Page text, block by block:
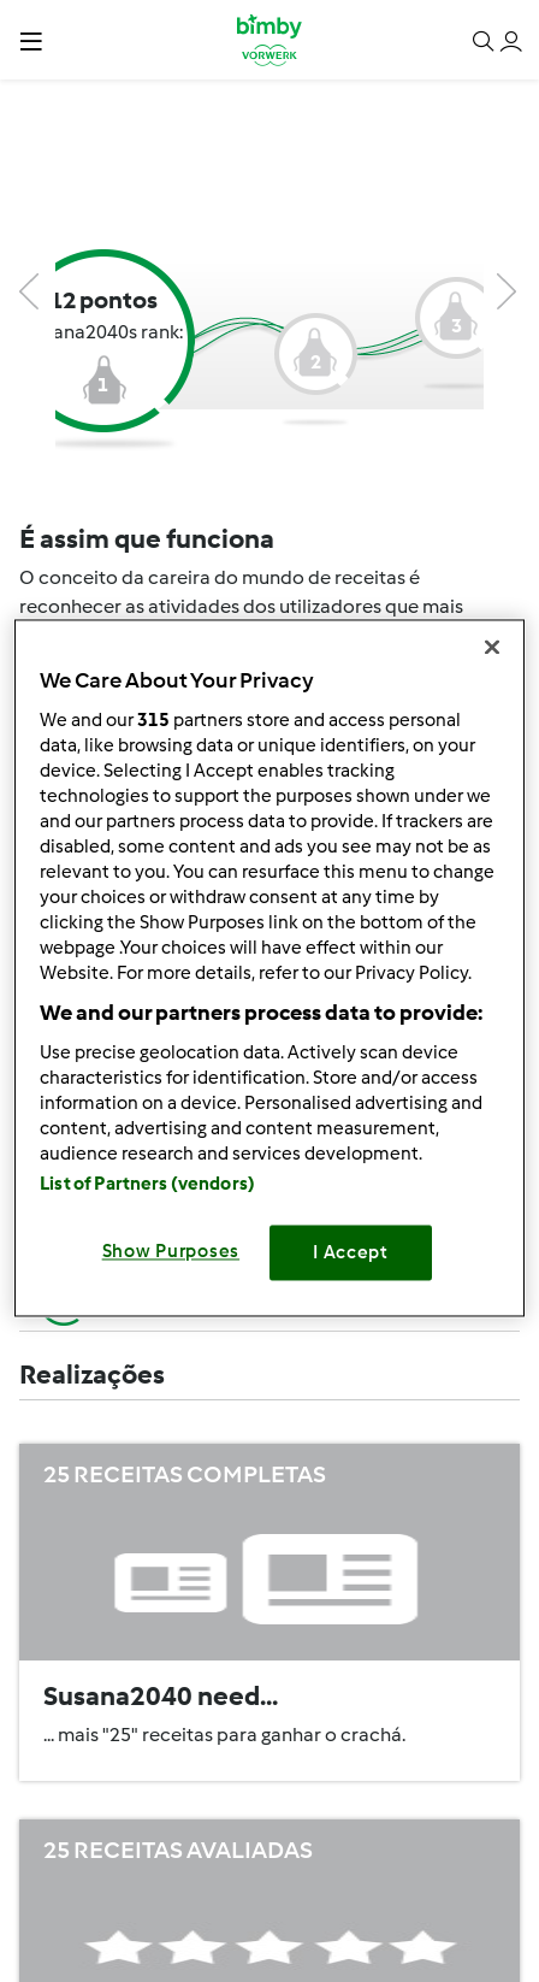
12 pontos
Susana2040s rank:
1
2
3
É assim que funciona
O conceito da careira do mundo de receitas é
reconhecer as atividades dos utilizadores que mais
pontos. Ao atingir um certo numero de pontos, atingirá
automaticamente o próximo nivel de pontos.
Como pode colecionar pontos de
actividade
Ao realizar uma das ações descritas abaixo, pode
colecionar pontos. Estes pontos serão adicionados à sua
carreira pessoal do mundo de receitas. Por favor
verifique a níveis de aventais acima e veja quantos
pontos precisa para atingir o próximo nível.
pontos
Vencedor do passatempo
+10
pontos
Criar uma receita (completa=10 pontos,
apenas campos obrigatórios =5 pontos)
+1
ponto
Avaliar uma receita
Adicionar um amigo
ponto
Realizações
25 RECEITAS COMPLETAS
Susana2040 need...
... mais "25" receitas para ganhar o crachá.
25 RECEITAS AVALIADAS
We Care About Your Privacy
We and our315 partners store and access personal
data, like browsing data or unique identifiers, on your
device. Selecting I Accept enables tracking
technologies to support the purposes shown under we
and our partners process data to provide. If trackers are
disabled, some content and ads you see may not be as
relevant to you. You can resurface this menu to change
your choices or withdraw consent at any time by
clicking the Show Purposes link on the bottom of the
webpage .Your choices will have effect within our
Website. For more details, refer to our Privacy Policy.
We and our partners process data to provide:
Use precise geolocation data. Actively scan device
characteristics for identification. Store and/or access
information on a device. Personalised advertising and
content, advertising and content measurement,
audience research and services development.
List of Partners (vendors)
Show Purposes I Accept